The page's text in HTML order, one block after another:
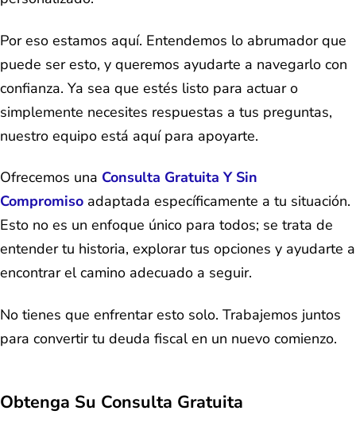
Por eso estamos aquí. Entendemos lo abrumador que
puede ser esto, y queremos ayudarte a navegarlo con
confianza. Ya sea que estés listo para actuar o
simplemente necesites respuestas a tus preguntas,
nuestro equipo está aquí para apoyarte.
Ofrecemos una Consulta Gratuita Y Sin
Compromiso adaptada específicamente a tu situación.
Esto no es un enfoque único para todos; se trata de
entender tu historia, explorar tus opciones y ayudarte a
encontrar el camino adecuado a seguir.
No tienes que enfrentar esto solo. Trabajemos juntos
para convertir tu deuda fiscal en un nuevo comienzo.
Obtenga Su Consulta Gratuita